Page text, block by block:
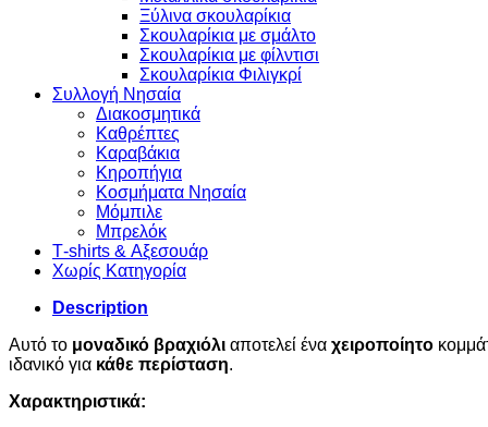
Ξύλινα σκουλαρίκια
Σκουλαρίκια με σμάλτο
Σκουλαρίκια με φίλντισι
Σκουλαρίκια Φιλιγκρί
Συλλογή Νησαία
Διακοσμητικά
Καθρέπτες
Καραβάκια
Κηροπήγια
Κοσμήματα Νησαία
Μόμπιλε
Μπρελόκ
Τ-shirts & Αξεσουάρ
Χωρίς Κατηγορία
Description
Αυτό το μοναδικό βραχιόλι αποτελεί ένα χειροποίητο
ιδανικό για κάθε περίσταση.
Χαρακτηριστικά: